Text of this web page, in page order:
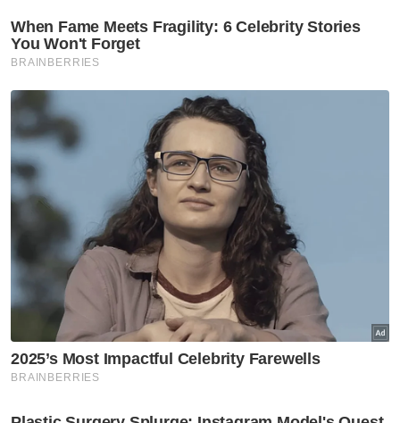
Lima kawasan di Sarawak
catat IPU tidak sihat - JAS
Nasional
RS-2 gariskan 98 inisiatif pacu
Selangor 2030
Nasional
Belia Sabah diseru perkukuh
hubungan dengan Putrajaya
Nasional
Ismail Sabri selamat jalani